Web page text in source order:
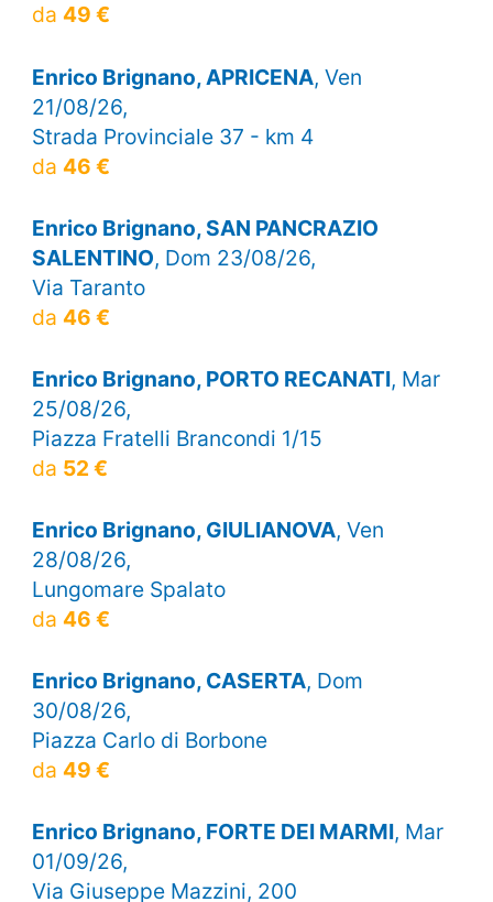
da 49 €
Enrico Brignano, APRICENA, Ven
21/08/26,
Strada Provinciale 37 - km 4
da 46 €
Enrico Brignano, SAN PANCRAZIO
SALENTINO, Dom 23/08/26,
Via Taranto
da 46 €
Enrico Brignano, PORTO RECANATI, Mar
25/08/26,
Piazza Fratelli Brancondi 1/15
da 52 €
Enrico Brignano, GIULIANOVA, Ven
28/08/26,
Lungomare Spalato
da 46 €
Enrico Brignano, CASERTA, Dom
30/08/26,
Piazza Carlo di Borbone
da 49 €
Enrico Brignano, FORTE DEI MARMI, Mar
01/09/26,
Via Giuseppe Mazzini, 200